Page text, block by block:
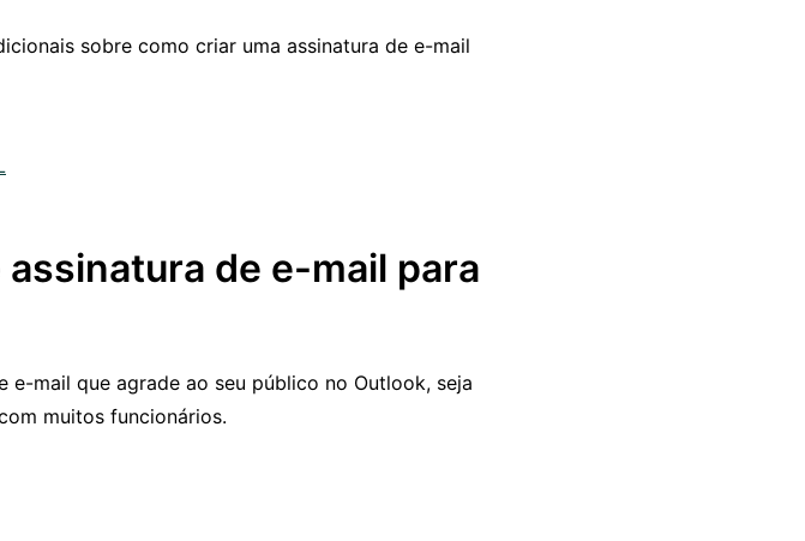
sobre como criar uma assinatura de e-mail
de e-mail para
e-mail que agrade ao seu público no Outlook, seja
muitos funcionários.